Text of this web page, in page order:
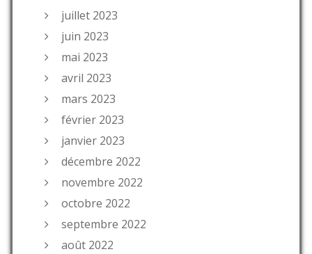
juillet 2023
juin 2023
mai 2023
avril 2023
mars 2023
février 2023
janvier 2023
décembre 2022
novembre 2022
octobre 2022
septembre 2022
août 2022